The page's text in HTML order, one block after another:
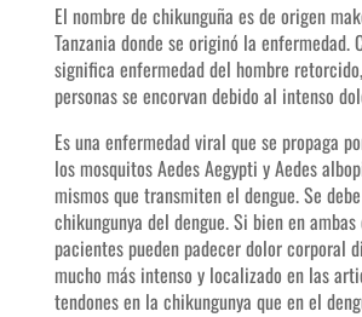
El nombre de chikunguña es de origen
Tanzania donde se originó la enfermedad.
significa enfermedad del hombre
personas se encorvan debido al intenso
Es una enfermedad viral que se propaga
los mosquitos Aedes Aegypti y Aedes
mismos que transmiten el dengue. Se
chikungunya del dengue. Si bien en
pacientes pueden padecer dolor corporal
mucho más intenso y localizado en las
tendones en la chikungunya que en el